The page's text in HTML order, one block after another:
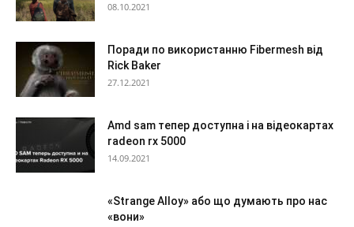
08.10.2021
Поради по використанню Fibermesh від
Rick Baker
27.12.2021
Amd sam тепер доступна і на відеокартах
radeon rx 5000
14.09.2021
«Strange Alloy» або що думають про нас
«вони»